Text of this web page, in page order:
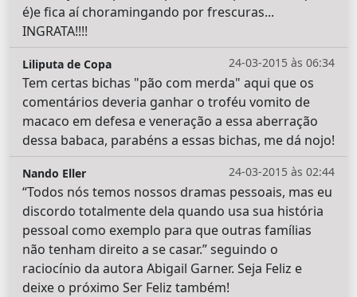
é)e fica aí choramingando por frescuras...
INGRATA!!!!
24-03-2015 às 06:34
Liliputa de Copa
Tem certas bichas "pão com merda" aqui que os
comentários deveria ganhar o troféu vomito de
macaco em defesa e veneração a essa aberração
dessa babaca, parabéns a essas bichas, me dá nojo!
24-03-2015 às 02:44
Nando Eller
“Todos nós temos nossos dramas pessoais, mas eu
discordo totalmente dela quando usa sua história
pessoal como exemplo para que outras famílias
não tenham direito a se casar.” seguindo o
raciocínio da autora Abigail Garner. Seja Feliz e
deixe o próximo Ser Feliz também!